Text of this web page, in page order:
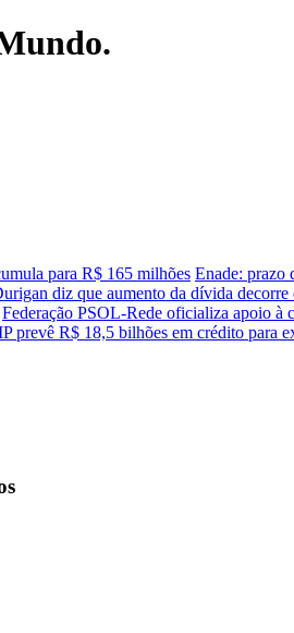
para R$ 165 milhões Enade: prazo
diz que aumento da dívida decorre
Federação PSOL-Rede oficializa apoio à
prevê R$ 18,5 bilhões em crédito para